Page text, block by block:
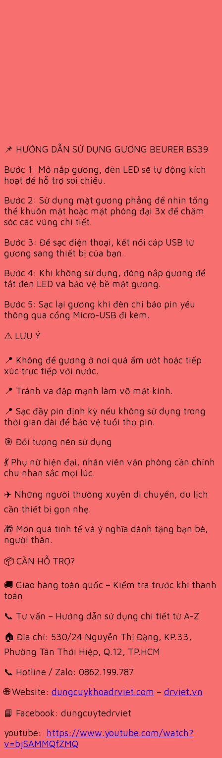
📌 HƯỚNG DẪN SỬ DỤNG GƯƠNG BEURER BS39
Bước 1: Mở nắp gương, đèn LED sẽ tự động kích
hoạt để hỗ trợ soi chiếu.
Bước 2: Sử dụng mặt gương phẳng để nhìn tổng
thể khuôn mặt hoặc mặt phóng đại 3x để chăm
sóc các vùng chi tiết.
Bước 3: Để sạc điện thoại, kết nối cáp USB từ
gương sang thiết bị của bạn.
Bước 4: Khi không sử dụng, đóng nắp gương để
tắt đèn LED và bảo vệ bề mặt gương.
Bước 5: Sạc lại gương khi đèn chỉ báo pin yếu
thông qua cổng Micro-USB đi kèm.
⚠️ LƯU Ý
📍 Không để gương ở nơi quá ẩm ướt hoặc tiếp
xúc trực tiếp với nước.
📍 Tránh va đập mạnh làm vỡ mặt kính.
📍 Sạc đầy pin định kỳ nếu không sử dụng trong
thời gian dài để bảo vệ tuổi thọ pin.
🎯 Đối tượng nên sử dụng
💃 Phụ nữ hiện đại, nhân viên văn phòng cần chỉnh
chu nhan sắc mọi lúc.
✈️ Những người thường xuyên di chuyển, du lịch
cần thiết bị gọn nhẹ.
🎁 Món quà tinh tế và ý nghĩa dành tặng bạn bè,
người thân.
📦 CẦN HỖ TRỢ?
🚚 Giao hàng toàn quốc – Kiểm tra trước khi thanh
toán
📞 Tư vấn – Hướng dẫn sử dụng chi tiết từ A-Z
🏠 Địa chỉ: 530/24 Nguyễn Thị Đặng, KP.33,
Phường Tân Thới Hiệp, Q.12, TP.HCM
📞 Hotline / Zalo: 0862.199.787
🌐 Website: dungcuykhoadrviet.com – drviet.vn
📘 Facebook: dungcuytedrviet
youtube: https://www.youtube.com/watch?
v=bjSAMMQfZMQ